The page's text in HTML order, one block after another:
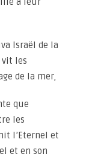
Israël de la
vit les
de la mer,
que
les
l’Eternel et
et en son